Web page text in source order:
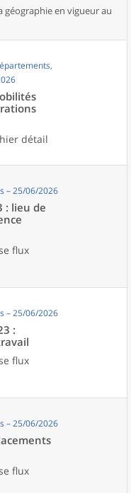
géographie en vigueur au
détail
– 25/06/2026
: lieu de
flux
– 25/06/2026
:
flux
– 25/06/2026
flux